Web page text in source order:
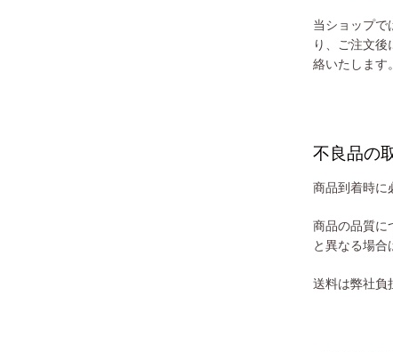
当ショップで
り、ご注文
絡いたします。
不良品の
商品到着時に
商品の品質に
と異なる場合
送料は弊社負